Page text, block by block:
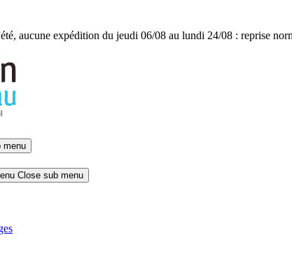
aucune expédition du jeudi 06/08 au lundi 24/08 : reprise
menu
Close sub menu